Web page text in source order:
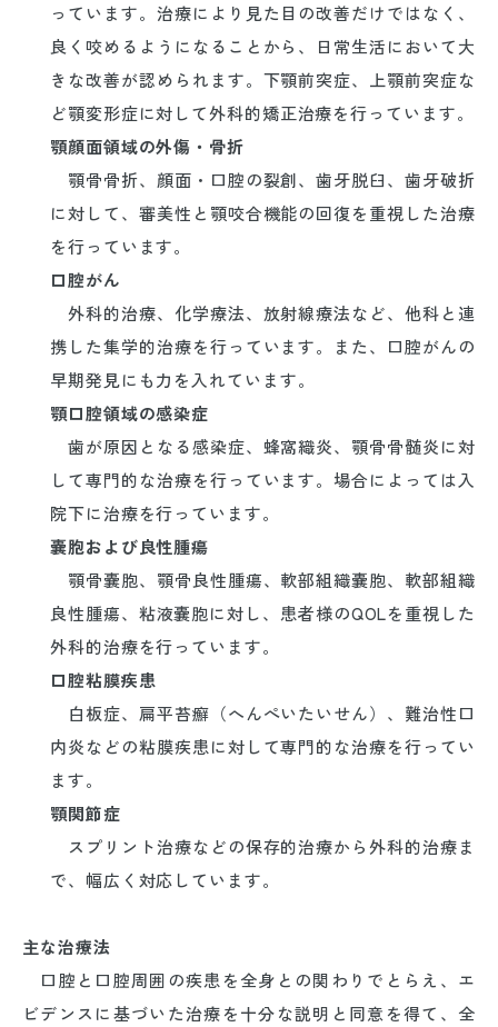
っています。治療により見た目の改善だけではなく、
良く咬めるようになることから、日常生活において大
きな改善が認められます。下顎前突症、上顎前突症な
ど顎変形症に対して外科的矯正治療を行っています。
顎顔面領域の外傷・骨折
顎骨骨折、顔面・口腔の裂創、歯牙脱臼、歯牙破折
に対して、審美性と顎咬合機能の回復を重視した治療
を行っています。
口腔がん
外科的治療、化学療法、放射線療法など、他科と連
携した集学的治療を行っています。また、口腔がんの
早期発見にも力を入れています。
顎口腔領域の感染症
歯が原因となる感染症、蜂窩織炎、顎骨骨髄炎に対
して専門的な治療を行っています。場合によっては入
院下に治療を行っています。
嚢胞および良性腫瘍
顎骨嚢胞、顎骨良性腫瘍、軟部組織嚢胞、軟部組織
良性腫瘍、粘液嚢胞に対し、患者様のQOLを重視した
外科的治療を行っています。
口腔粘膜疾患
白板症、扁平苔癬（へんぺいたいせん）、難治性口
内炎などの粘膜疾患に対して専門的な治療を行ってい
ます。
顎関節症
スプリント治療などの保存的治療から外科的治療ま
で、幅広く対応しています。
主な治療法
口腔と口腔周囲の疾患を全身との関わりでとらえ、エ
ビデンスに基づいた治療を十分な説明と同意を得て、全